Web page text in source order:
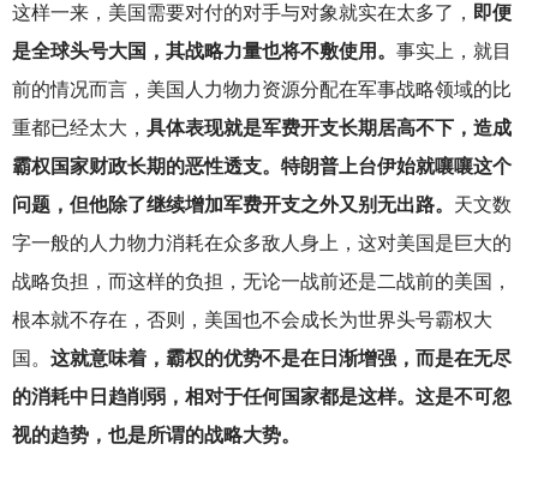
这样一来，美国需要对付的对手与对象就实在太多了， 即便
是全球头号大国，其战略力量也将不敷使用。 事实上，就目
前的情况而言，美国人力物力资源分配在军事战略领域的比
重都已经太大， 具体表现就是军费开支长期居高不下，造成
霸权国家财政长期的恶性透支。特朗普上台伊始就嚷嚷这个
问题，但他除了继续增加军费开支之外又别无出路。 天文数
字一般的人力物力消耗在众多敌人身上，这对美国是巨大的
战略负担，而这样的负担，无论一战前还是二战前的美国，
根本就不存在，否则，美国也不会成长为世界头号霸权大
国。 这就意味着，霸权的优势不是在日渐增强，而是在无尽
的消耗中日趋削弱，相对于任何国家都是这样。这是不可忽
视的趋势，也是所谓的战略大势。